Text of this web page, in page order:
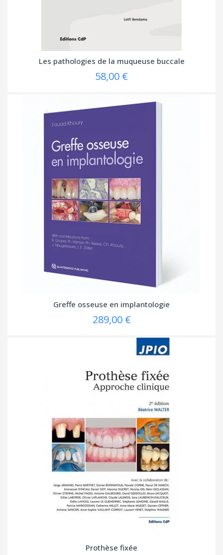
Les pathologies de la muqueuse buccale
58,00 €
Greffe osseuse en implantologie
289,00 €
Prothèse fixée